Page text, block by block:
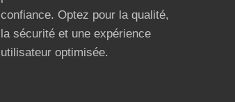
confiance. Optez pour la qualité,
la sécurité et une expérience
utilisateur optimisée.